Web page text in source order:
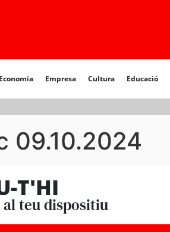
Economia Empresa Cultura Educació
09.10.2024
T'HI
teu dispositiu